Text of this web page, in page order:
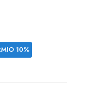
10%